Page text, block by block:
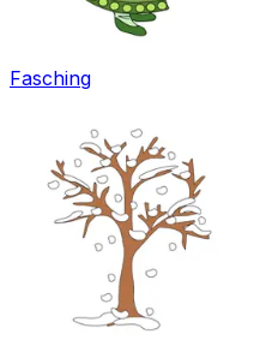
Fasching